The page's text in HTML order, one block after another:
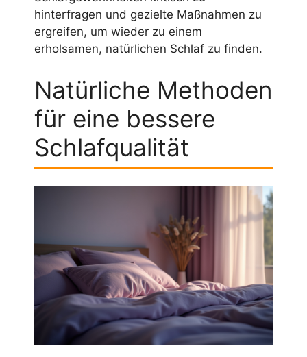
hinterfragen und gezielte Maßnahmen zu
ergreifen, um wieder zu einem
erholsamen, natürlichen Schlaf zu finden.
Natürliche Methoden
für eine bessere
Schlafqualität